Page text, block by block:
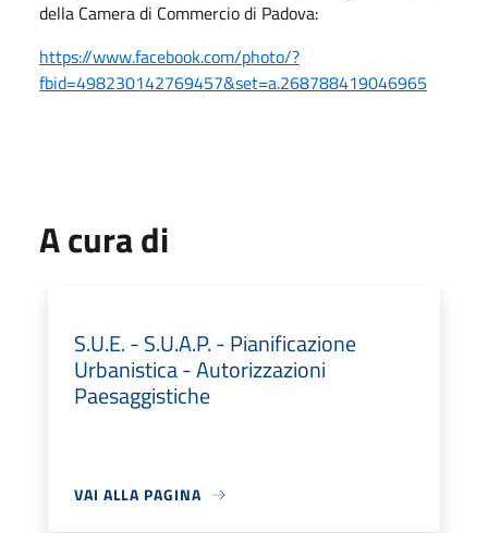
della Camera di Commercio di Padova:
https://www.facebook.com/photo/?
fbid=498230142769457&set=a.268788419046965
A cura di
S.U.E. - S.U.A.P. - Pianificazione
Urbanistica - Autorizzazioni
Paesaggistiche
VAI ALLA PAGINA